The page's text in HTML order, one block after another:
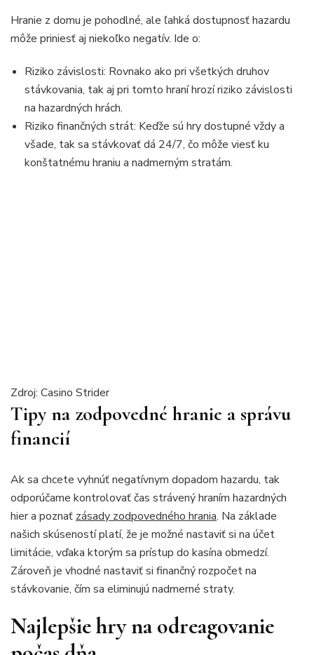
Hranie z domu je pohodlné, ale ľahká dostupnosť hazardu
môže priniesť aj niekoľko negatív. Ide o:
Riziko závislosti: Rovnako ako pri všetkých druhov
stávkovania, tak aj pri tomto hraní hrozí riziko závislosti
na hazardných hrách.
Riziko finančných strát: Keďže sú hry dostupné vždy a
všade, tak sa stávkovať dá 24/7, čo môže viesť ku
konštatnému hraniu a nadmerným stratám.
Zdroj: Casino Strider
Tipy na zodpovedné hranie a správu
financií
Ak sa chcete vyhnúť negatívnym dopadom hazardu, tak
odporúčame kontrolovať čas strávený hraním hazardných
hier a poznaťzásady zodpovedného hrania. Na základe
našich skúseností platí, že je možné nastaviť si na účet
limitácie, vďaka ktorým sa prístup do kasína obmedzí.
Zároveň je vhodné nastaviť si finančný rozpočet na
stávkovanie, čím sa eliminujú nadmerné straty.
Najlepšie hry na odreagovanie